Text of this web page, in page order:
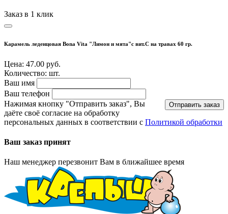
Заказ в 1 клик
Карамель леденцовая Bona Vita "Лимон и мята"с вит.С на травах 60 гр.
Цена: 47.00 руб.
Количество: шт.
Ваш имя
Ваш телефон
Отправить заказ
Нажимая кнопку "Отправить заказ", Вы
даёте своё согласие на обработку
персональных данных в соответствии с Политикой обработки
Ваш заказ принят
Наш менеджер перезвонит Вам в ближайшее время